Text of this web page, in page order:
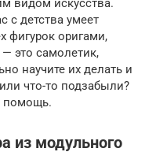
видом искусства.
с детства умеет
фигурок оригами,
это самолетик,
научите их делать и
что-то подзабыли?
помощь.
из модульного